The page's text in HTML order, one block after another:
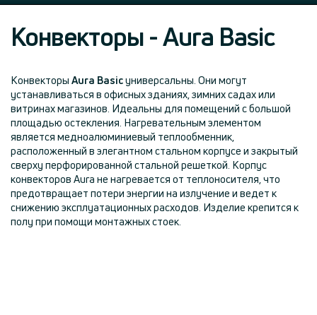
Конвекторы - Aura Basic
Конвекторы Aura Basicуниверсальны. Они могут
устанавливаться в офисных зданиях, зимних садах или
витринах магазинов. Идеальны для помещений с большой
площадью остекления. Нагревательным элементом
является медноалюминиевый теплообменник,
расположенный в элегантном стальном корпусе и закрытый
сверху перфорированной стальной решеткой. Корпус
конвекторов Aura не нагревается от теплоносителя, что
предотвращает потери энергии на излучение и ведет к
снижению эксплуатационных расходов. Изделие крепится к
полу при помощи монтажных стоек.